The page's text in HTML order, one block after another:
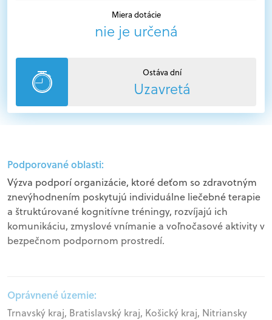
Miera dotácie
nie je určená
Ostáva dní
Uzavretá
Podporované oblasti:
Výzva podporí organizácie, ktoré deťom so zdravotným
znevýhodnením poskytujú individuálne liečebné terapie
a štruktúrované kognitívne tréningy, rozvíjajú ich
komunikáciu, zmyslové vnímanie a voľnočasové aktivity v
bezpečnom podpornom prostredí.
Oprávnené územie:
Trnavský kraj, Bratislavský kraj, Košický kraj, Nitriansky